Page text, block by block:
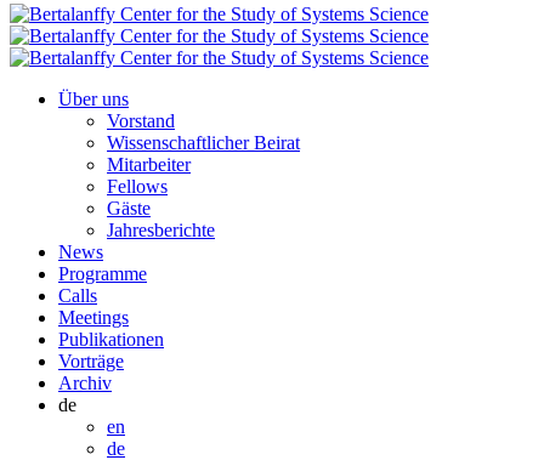
Über uns
Vorstand
Wissenschaftlicher Beirat
Mitarbeiter
Fellows
Gäste
Jahresberichte
News
Programme
Calls
Meetings
Publikationen
Vorträge
Archiv
de
en
de